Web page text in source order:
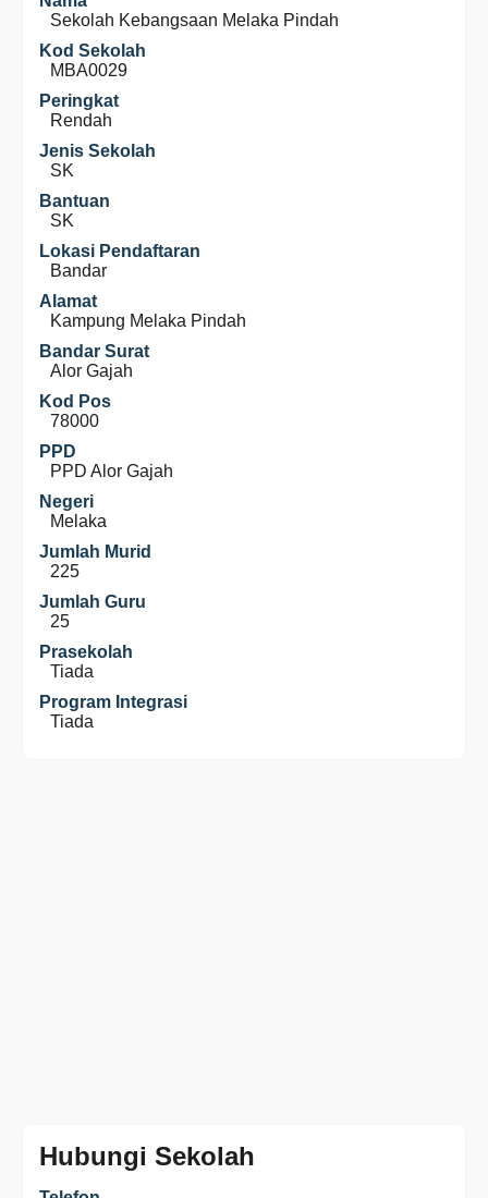
Sekolah Kebangsaan Melaka Pindah
Kod Sekolah
MBA0029
Peringkat
Rendah
Jenis Sekolah
SK
Bantuan
SK
Lokasi Pendaftaran
Bandar
Alamat
Kampung Melaka Pindah
Bandar Surat
Alor Gajah
Kod Pos
78000
PPD
PPD Alor Gajah
Negeri
Melaka
Jumlah Murid
225
Jumlah Guru
25
Prasekolah
Tiada
Program Integrasi
Tiada
Hubungi Sekolah